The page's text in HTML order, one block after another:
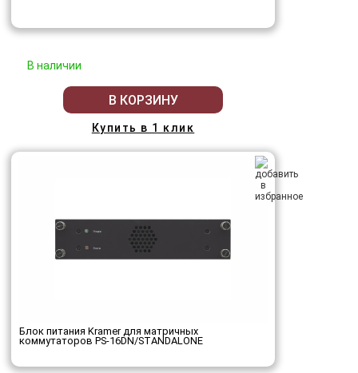
В наличии
В КОРЗИНУ
Купить в 1 клик
Блок питания Kramer для матричных
коммутаторов PS-16DN/STANDALONE